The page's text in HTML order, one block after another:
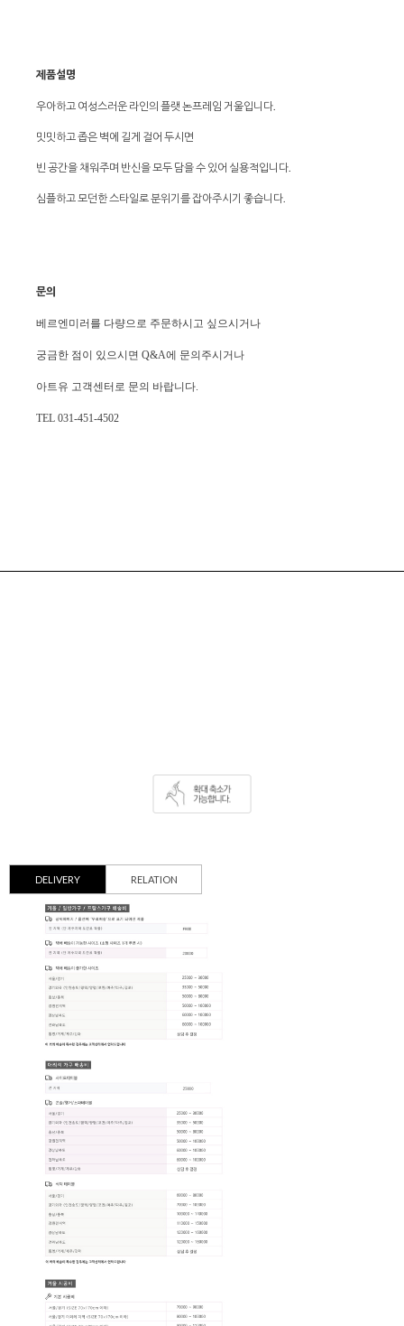
제품설명
우아하고 여성스러운 라인의 플랫 논프레임 거울입니다.
밋밋하고 좁은 벽에 길게 걸어 두시면
빈 공간을 채워주며 반신을 모두 담을 수 있어 실용적입니다.
심플하고 모던한 스타일로 분위기를 잡아주시기 좋습니다.
문의
베르엔미러를 다량으로 주문하시고 싶으시거나
궁금한 점이 있으시면 Q&A에 문의주시거나
아트유 고객센터로 문의 바랍니다.
TEL 031-451-4502
DELIVERY RELATION